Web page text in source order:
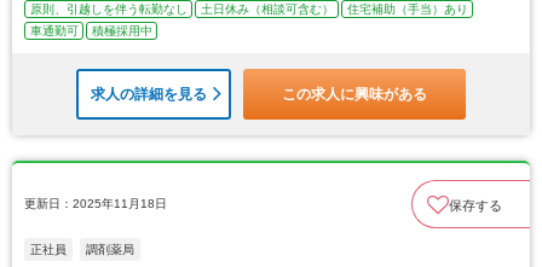
原則、引越しを伴う転勤なし
土日休み（相談可含む）
住宅補助（手当）あり
車通勤可
積極採用中
求人の詳細を見る この求人に興味がある
更新日：2025年11月18日 保存する
正社員 調剤薬局